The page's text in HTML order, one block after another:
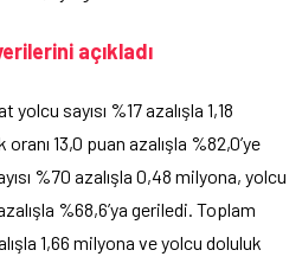
açıkladı
sayısı %17 azalışla 1,18
13,0 puan azalışla %82,0’ye
%70 azalışla 0,48 milyona, yolcu
%68,6’ya geriledi. Toplam
1,66 milyona ve yolcu doluluk